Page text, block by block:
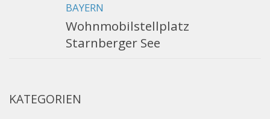
BAYERN
Wohnmobilstellplatz
Starnberger See
KATEGORIEN